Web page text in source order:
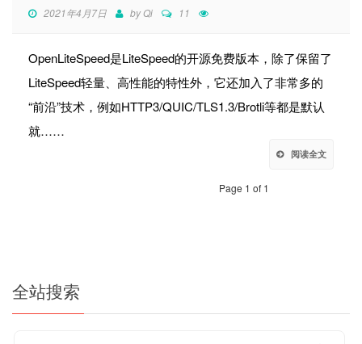
2021年4月7日 byQi 11
OpenLiteSpeed是LiteSpeed的开源免费版本，除了保留了
LiteSpeed轻量、高性能的特性外，它还加入了非常多的
“前沿”技术，例如HTTP3/QUIC/TLS1.3/Brotli等都是默认
就……
阅读全文
Page 1 of 1
全站搜索